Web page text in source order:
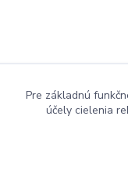
Pre základnú
účely cielenia